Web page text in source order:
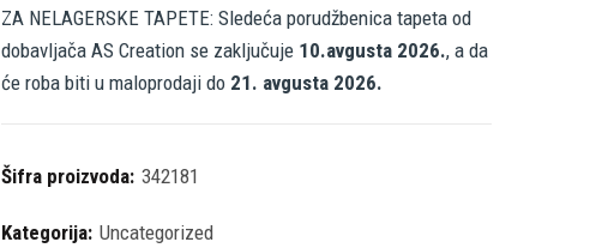
ZA NELAGERSKE TAPETE: Sledeća porudžbenica tapeta od
dobavljača AS Creation se zaključuje 10.avgusta 2026., a da
će roba biti u maloprodaji do 21. avgusta 2026.
Šifra proizvoda: 342181
Kategorija: Uncategorized